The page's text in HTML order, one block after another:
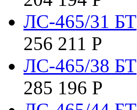
ЛС-465/31 БТ
256 211 Р
ЛС-465/38 БТ
285 196 Р